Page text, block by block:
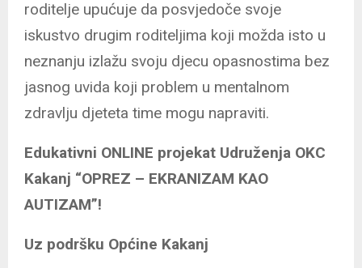
roditelje upućuje da posvjedoče svoje
iskustvo drugim roditeljima koji možda isto u
neznanju izlažu svoju djecu opasnostima bez
jasnog uvida koji problem u mentalnom
zdravlju djeteta time mogu napraviti.
Edukativni ONLINE projekat Udruženja OKC
Kakanj “OPREZ – EKRANIZAM KAO
AUTIZAM”!
Uz podršku Općine Kakanj